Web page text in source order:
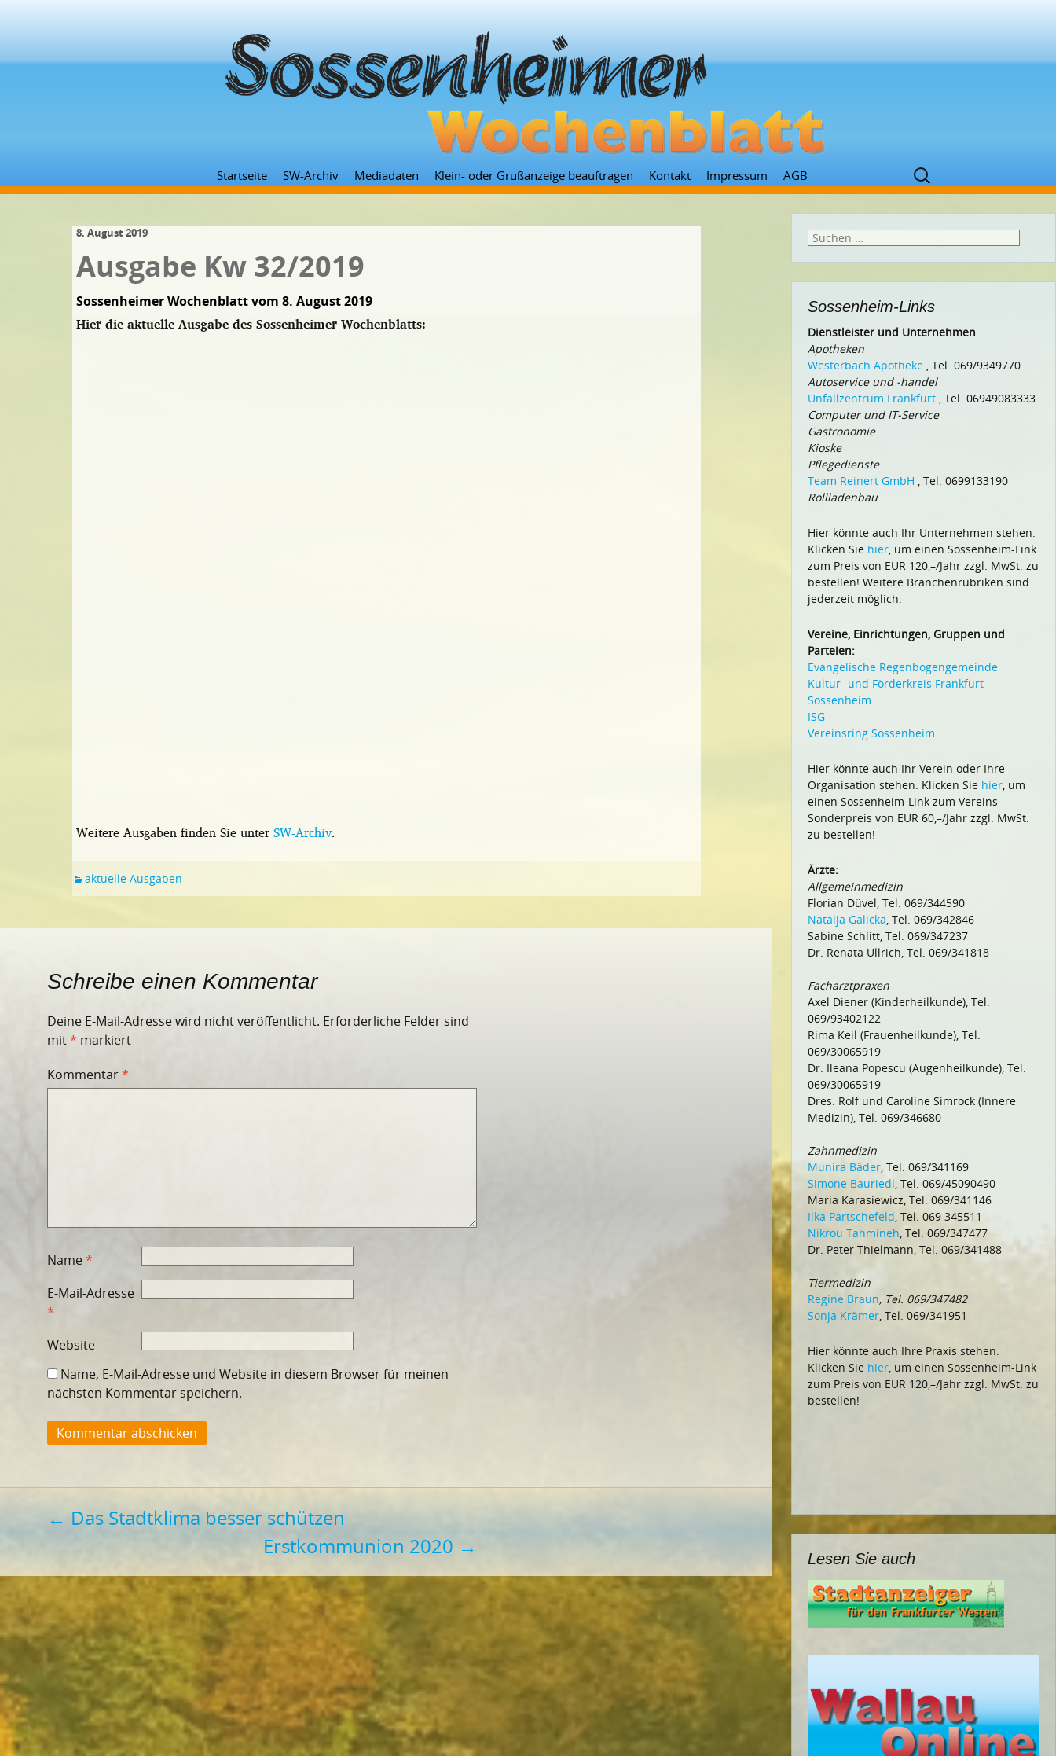
Zum
Inhalt
Startseite SW-Archiv Mediadaten Klein- oder Grußanzeige beauftragen Kontakt Impressum AGB
Suchen
nach:
8. August 2019
Ausgabe Kw 32/2019
Sossenheimer Wochenblatt vom 8. August 2019
Hier die aktuelle Ausgabe des Sossenheimer Wochenblatts:
Weitere Ausgaben finden Sie unterSW-Archiv.
aktuelle Ausgaben
Schreibe einen Kommentar
Deine E-Mail-Adresse wird nicht veröffentlicht. Erforderliche Felder sind
mit* markiert
Kommentar*
Name*
E-Mail-Adresse
*
Website
Name, E-Mail-Adresse und Website in diesem Browser für meinen
nächsten Kommentar speichern.
Beitragsnavigation
←Das Stadtklima besser schützen
Erstkommunion 2020 →
Suchen
Sossenheim-Links
Dienstleister und Unternehmen
Apotheken
Westerbach Apotheke , Tel. 069/9349770
Autoservice und -handel
Unfallzentrum Frankfurt , Tel. 06949083333
Computer und IT-Service
Gastronomie
Kioske
Pflegedienste
Team Reinert GmbH , Tel. 0699133190
Rollladenbau
Hier könnte auch Ihr Unternehmen stehen.
Klicken Sie hier, um einen Sossenheim-Link
zum Preis von EUR 120,–/Jahr zzgl. MwSt. zu
bestellen! Weitere Branchenrubriken sind
jederzeit möglich.
Vereine, Einrichtungen, Gruppen und
Parteien:
Evangelische Regenbogengemeinde
Kultur- und Förderkreis Frankfurt-
Sossenheim
ISG
Vereinsring Sossenheim
Hier könnte auch Ihr Verein oder Ihre
Organisation stehen. Klicken Sie hier, um
einen Sossenheim-Link zum Vereins-
Sonderpreis von EUR 60,–/Jahr zzgl. MwSt.
zu bestellen!
Ärzte:
Allgemeinmedizin
Florian Düvel, Tel. 069/344590
Natalja Galicka, Tel. 069/342846
Sabine Schlitt, Tel. 069/347237
Dr. Renata Ullrich, Tel. 069/341818
Facharztpraxen
Axel Diener (Kinderheilkunde), Tel.
069/93402122
Rima Keil (Frauenheilkunde), Tel.
069/30065919
Dr. Ileana Popescu (Augenheilkunde), Tel.
069/30065919
Dres. Rolf und Caroline Simrock (Innere
Medizin), Tel. 069/346680
Zahnmedizin
Munira Bäder, Tel. 069/341169
Simone Bauriedl, Tel. 069/45090490
Maria Karasiewicz, Tel. 069/341146
Ilka Partschefeld, Tel. 069 345511
Nikrou Tahmineh, Tel. 069/347477
Dr. Peter Thielmann, Tel. 069/341488
Tiermedizin
Regine Braun, Tel. 069/347482
Sonja Krämer, Tel. 069/341951
Hier könnte auch Ihre Praxis stehen.
Klicken Sie hier, um einen Sossenheim-Link
zum Preis von EUR 120,–/Jahr zzgl. MwSt. zu
bestellen!
Lesen Sie auch